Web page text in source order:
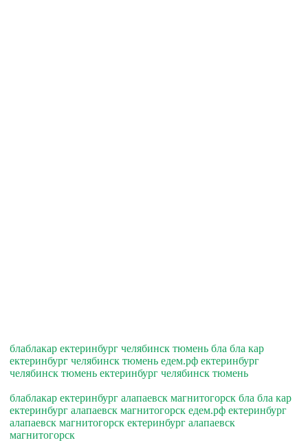
блаблакар ектеринбург челябинск тюмень бла бла кар
ектеринбург челябинск тюмень едем.рф ектеринбург
челябинск тюмень ектеринбург челябинск тюмень
блаблакар ектеринбург алапаевск магнитогорск бла бла кар
ектеринбург алапаевск магнитогорск едем.рф ектеринбург
алапаевск магнитогорск ектеринбург алапаевск
магнитогорск